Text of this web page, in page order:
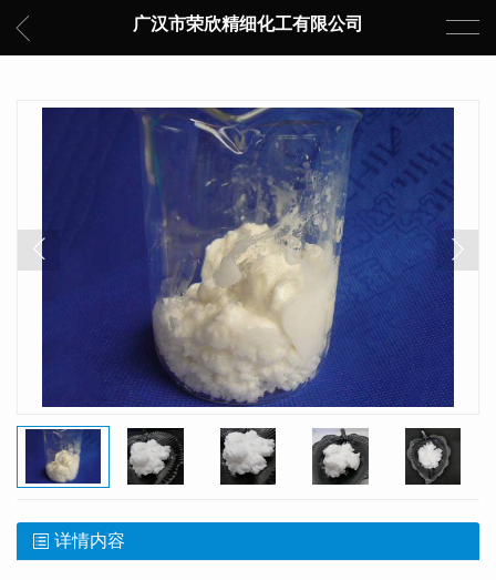
广汉市荣欣精细化工有限公司
详情内容